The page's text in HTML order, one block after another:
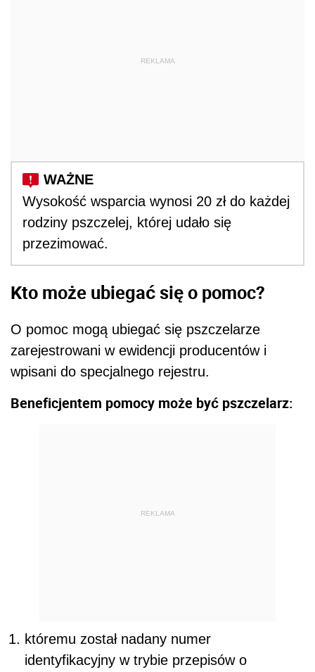
REKLAMA
Wysokość wsparcia wynosi 20 zł do każdej
rodziny pszczelej, której udało się
przezimować.
Kto może ubiegać się o pomoc?
O pomoc mogą ubiegać się pszczelarze
zarejestrowani w ewidencji producentów i
wpisani do specjalnego rejestru.
Beneficjentem pomocy może być pszczelarz:
REKLAMA
któremu został nadany numer
identyfikacyjny w trybie przepisów o